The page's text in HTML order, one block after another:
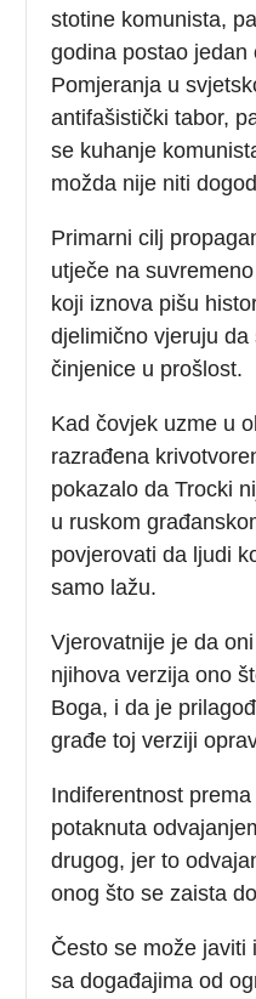
stotine komunista,
godina postao jedan
Pomjeranja u
antifašistički tabor,
se kuhanje
možda nije niti
Primarni cilj
utječe na
koji iznova pišu
djelimično vjeruju
činjenice u prošlost.
Kad čovjek uzme u
razrađena
pokazalo da Trocki
u ruskom
povjerovati da ljudi
samo lažu.
Vjerovatnije je da
njihova verzija ono
Boga, i da je
građe toj verziji
Indiferentnost
potaknuta
drugog, jer to
onog što se zaista
Često se može javiti
sa događajima od